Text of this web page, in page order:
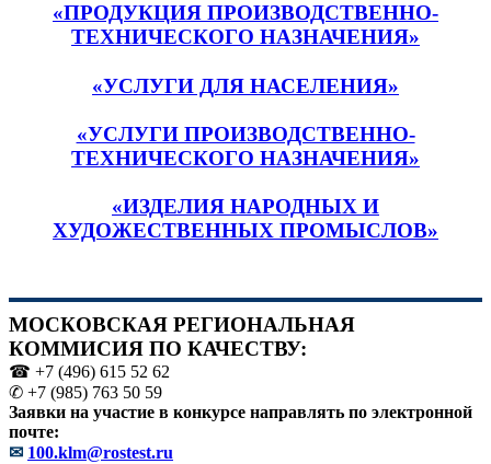
«ПРОДУКЦИЯ ПРОИЗВОДСТВЕННО-
ТЕХНИЧЕСКОГО НАЗНАЧЕНИЯ»
«УСЛУГИ ДЛЯ НАСЕЛЕНИЯ»
«УСЛУГИ ПРОИЗВОДСТВЕННО-
ТЕХНИЧЕСКОГО НАЗНАЧЕНИЯ»
«ИЗДЕЛИЯ НАРОДНЫХ И
ХУДОЖЕСТВЕННЫХ ПРОМЫСЛОВ»
МОСКОВСКАЯ РЕГИОНАЛЬНАЯ
КОММИСИЯ ПО КАЧЕСТВУ:
☎ +7 (496) 615 52 62
✆ +7 (985) 763 50 59
Заявки на участие в конкурсе направлять по электронной
почте:
✉ 100.klm@rostest.ru